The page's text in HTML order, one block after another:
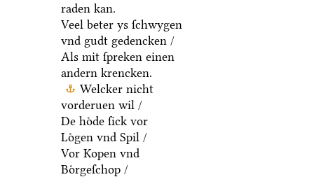
raden kan.
Veel beter ys ſchwygen
vnd gudt gedencken /
Als mit ſpreken einen
andern krencken.
Welcker nicht
vorderuen wil /
De hoͤde ſick vor
Loͤgen vnd Spil /
Vor Kopen vnd
Boͤrgeſchop /